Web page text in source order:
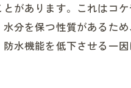
があります。これはコ
分を保つ性質があるた
水機能を低下させる一